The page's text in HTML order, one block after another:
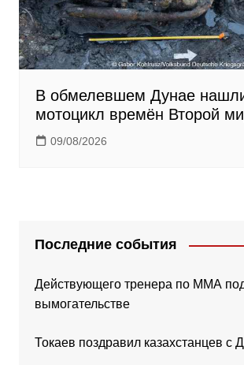
В обмелевшем Дунае
мотоцикл времён Второй
09/08/2026
Последние события
Действующего тренера по ММА
вымогательстве
Токаев поздравил казахстанцев с